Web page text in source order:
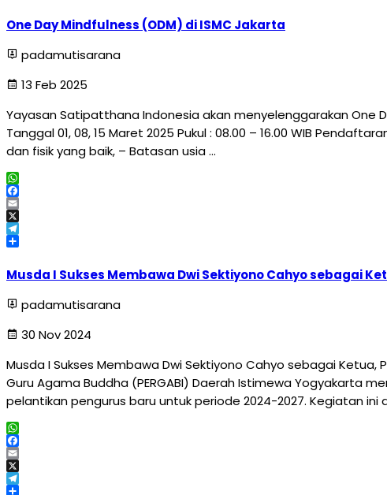
One Day Mindfulness (ODM) di ISMC Jakarta
padamutisarana
13 Feb 2025
Yayasan Satipatthana Indonesia akan menyelenggarakan One
Tanggal 01, 08, 15 Maret 2025 Pukul : 08.00 – 16.00 WIB
dan fisik yang baik, – Batasan usia …
WhatsApp
Facebook
Email
X
Telegram
Musda I Sukses Membawa Dwi Sektiyono Cahyo sebagai
padamutisarana
30 Nov 2024
Musda I Sukses Membawa Dwi Sektiyono Cahyo sebagai Ketua,
Guru Agama Buddha (PERGABI) Daerah Istimewa Yogyakarta
pelantikan pengurus baru untuk periode 2024-2027. Kegiatan ini
WhatsApp
Facebook
Email
X
Telegram